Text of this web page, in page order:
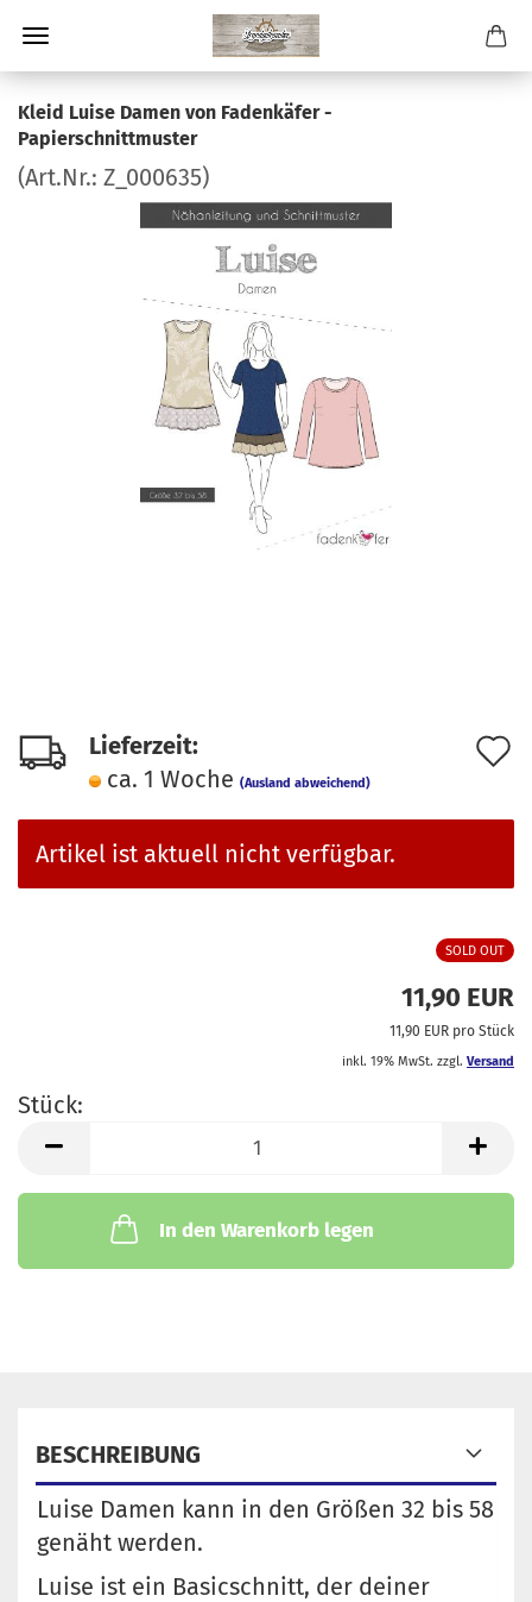
Kleid Luise Damen von Fadenkäfer -
Papierschnittmuster
(Art.Nr.: Z_000635)
Lieferzeit:
ca. 1 Woche (Ausland abweichend)
Artikel ist aktuell nicht verfügbar.
SOLD OUT
11,90 EUR
11,90 EUR pro Stück
inkl. 19% MwSt. zzgl. Versand
Stück:
Stück
In den Warenkorb legen
BESCHREIBUNG
Luise Damen kann in den Größen 32 bis 58
genäht werden.
Luise ist ein Basicschnitt, der deiner